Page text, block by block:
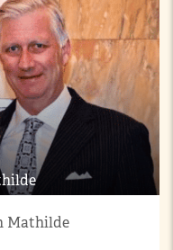
Mathilde